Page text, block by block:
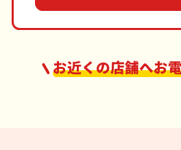
お近くの店舗へお